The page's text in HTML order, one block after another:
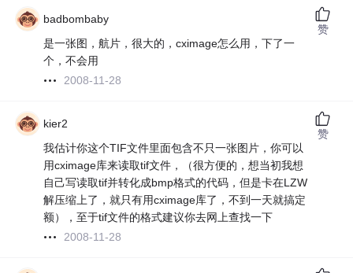
badbombaby
是一张图，航片，很大的，cximage怎么用，下了一
个，不会用
2008-11-28
赞
kier2
我估计你这个TIF文件里面包含不只一张图片，你可以
用cximage库来读取tif文件，（很方便的，想当初我想
自己写读取tif并转化成bmp格式的代码，但是卡在LZW
解压缩上了，就只有用cximage库了，不到一天就搞定
额），至于tif文件的格式建议你去网上查找一下
2008-11-28
赞